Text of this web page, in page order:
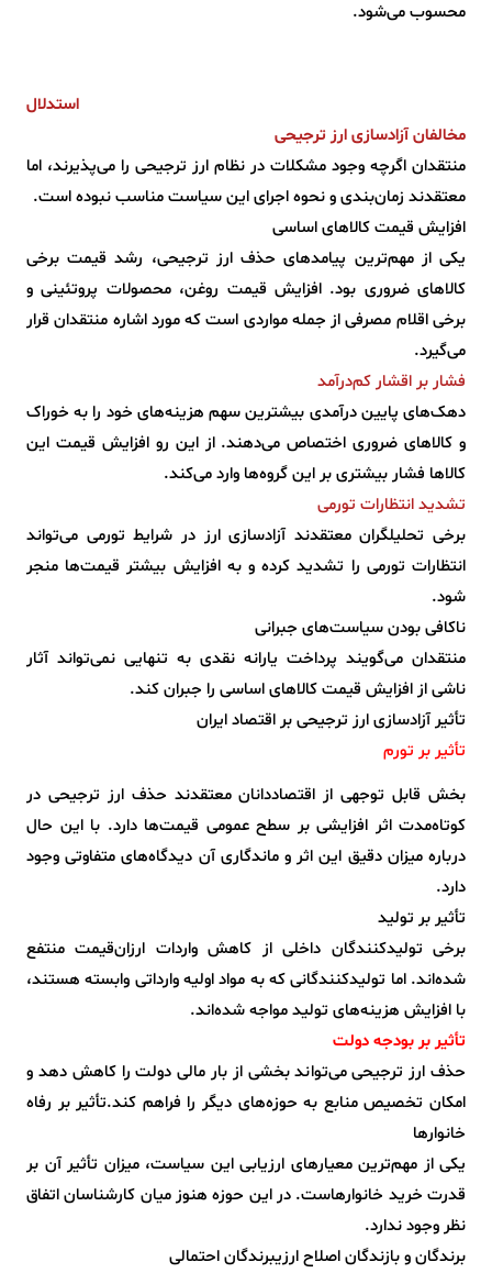
محسوب می‌شود.
استدلال
مخالفان آزادسازی ارز ترجیحی
منتقدان اگرچه وجود مشکلات در نظام ارز ترجیحی را می‌پذیرند، اما
معتقدند زمان‌بندی و نحوه اجرای این سیاست مناسب نبوده است.
افزایش قیمت کالاهای اساسی
یکی از مهم‌ترین پیامدهای حذف ارز ترجیحی، رشد قیمت برخی
کالاهای ضروری بود. افزایش قیمت روغن، محصولات پروتئینی و
برخی اقلام مصرفی از جمله مواردی است که مورد اشاره منتقدان قرار
می‌گیرد.
فشار بر اقشار کم‌درآمد
دهک‌های پایین درآمدی بیشترین سهم هزینه‌های خود را به خوراک
و کالاهای ضروری اختصاص می‌دهند. از این رو افزایش قیمت این
کالاها فشار بیشتری بر این گروه‌ها وارد می‌کند.
تشدید انتظارات تورمی
برخی تحلیلگران معتقدند آزادسازی ارز در شرایط تورمی می‌تواند
انتظارات تورمی را تشدید کرده و به افزایش بیشتر قیمت‌ها منجر
شود.
ناکافی بودن سیاست‌های جبرانی
منتقدان می‌گویند پرداخت یارانه نقدی به تنهایی نمی‌تواند آثار
ناشی از افزایش قیمت کالاهای اساسی را جبران کند.
تأثیر آزادسازی ارز ترجیحی بر اقتصاد ایران
تأثیر بر تورم
بخش قابل توجهی از اقتصاددانان معتقدند حذف ارز ترجیحی در
کوتاه‌مدت اثر افزایشی بر سطح عمومی قیمت‌ها دارد. با این حال
درباره میزان دقیق این اثر و ماندگاری آن دیدگاه‌های متفاوتی وجود
دارد.
تأثیر بر تولید
برخی تولیدکنندگان داخلی از کاهش واردات ارزان‌قیمت منتفع
شده‌اند. اما تولیدکنندگانی که به مواد اولیه وارداتی وابسته هستند،
با افزایش هزینه‌های تولید مواجه شده‌اند.
تأثیر بر بودجه دولت
حذف ارز ترجیحی می‌تواند بخشی از بار مالی دولت را کاهش دهد و
امکان تخصیص منابع به حوزه‌های دیگر را فراهم کند.تأثیر بر رفاه
خانوارها
یکی از مهم‌ترین معیارهای ارزیابی این سیاست، میزان تأثیر آن بر
قدرت خرید خانوارهاست. در این حوزه هنوز میان کارشناسان اتفاق
نظر وجود ندارد.
برندگان و بازندگان اصلاح ارزیبرندگان احتمالی